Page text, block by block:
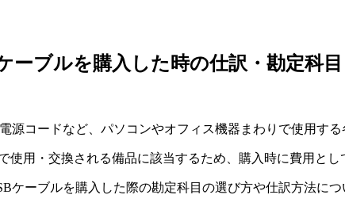
ーブルを購入した時の仕訳・勘定科目
源コードなど、パソコンやオフィス機器まわりで使用す
使用・交換される備品に該当するため、購入時に費用とし
ケーブルを購入した際の勘定科目の選び方や仕訳方法に